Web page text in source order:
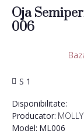
Oja
006
Disponibilitate:
Producator:
Model: ML006
S 1